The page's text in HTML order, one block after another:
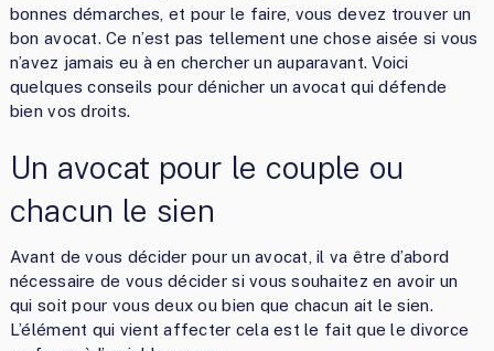
bonnes démarches, et pour le faire, vous devez trouver un
bon avocat. Ce n’est pas tellement une chose aisée si vous
n’avez jamais eu à en chercher un auparavant. Voici
quelques conseils pour dénicher un avocat qui défende
bien vos droits.
Un avocat pour le couple ou
chacun le sien
Avant de vous décider pour un avocat, il va être d’abord
nécessaire de vous décider si vous souhaitez en avoir un
qui soit pour vous deux ou bien que chacun ait le sien.
L’élément qui vient affecter cela est le fait que le divorce